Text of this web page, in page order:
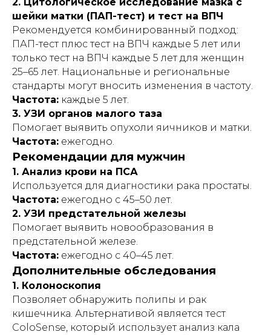
шейки матки (ПАП-тест) и тест на ВПЧ
Рекомендуется комбинированный подход:
ПАП-тест плюс тест на ВПЧ каждые 5 лет или
только тест на ВПЧ каждые 5 лет для женщин
25–65 лет. Национальные и региональные
стандарты могут вносить изменения в частоту.
Частота: каждые 5 лет.
3. УЗИ органов малого таза
Помогает выявить опухоли яичников и матки.
Частота: ежегодно.
Рекомендации для мужчин
1. Анализ крови на ПСА
Используется для диагностики рака простаты.
Частота: ежегодно с 45–50 лет.
2. УЗИ предстательной железы
Помогает выявить новообразования в
предстательной железе.
Частота: ежегодно с 40–45 лет.
Дополнительные обследования
1. Колоноскопия
Позволяет обнаружить полипы и рак
кишечника. Альтернативой является тест
ColoSense, который использует анализ кала
любых рекомендаций, упомянутых в
статье методов лечения, препаратов
или медицинских изделий,
обязательно проконсультируйтесь с
квалифицированным врачом. Помните,
что самолечение может нанести вред
вашему здоровью. Автор и издатель не
несут ответственности за возможные
негативные последствия, вызванные
использованием информации из статьи.
ПРОДЛЕНИЕ АРЕНДЫ
Публичная оферта
Инструкции
⏎ | Вернуться на главную